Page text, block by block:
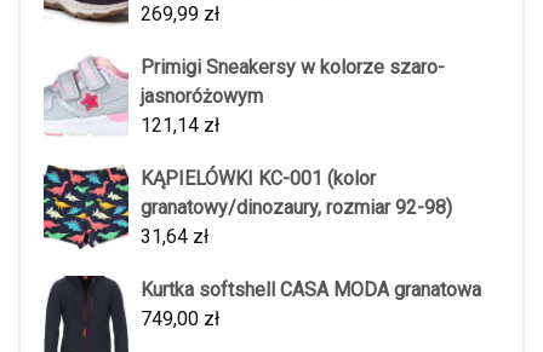
269,99 zł
Primigi Sneakersy w kolorze szaro-
jasnoróżowym
121,14 zł
KĄPIELÓWKI KC-001 (kolor
granatowy/dinozaury, rozmiar 92-98)
31,64 zł
Kurtka softshell CASA MODA granatowa
749,00 zł